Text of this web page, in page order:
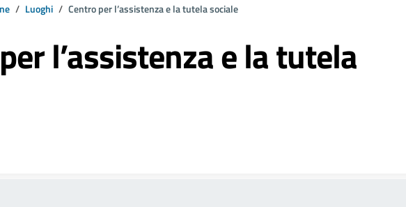
Luoghi Centro per l’assistenza e la tutela sociale
l’assistenza e la tutela